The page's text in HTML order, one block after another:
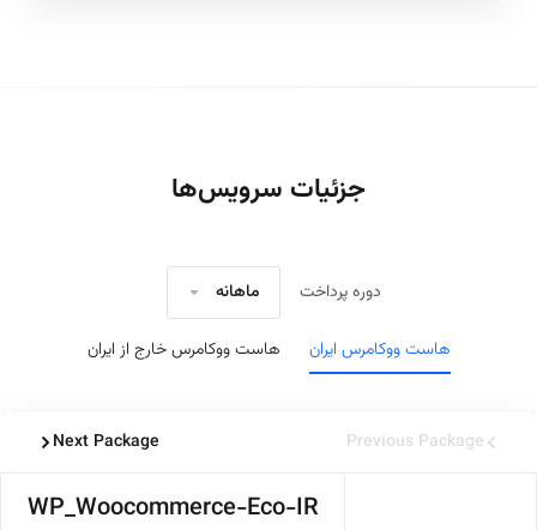
جزئیات سرویس‌ها
هاست ووکامرس ایران هاست ووکامرس خارج از ایران
دوره پرداخت ماهانه
Previous Package
Next Package
WP_Woocommerce-Eco-IR